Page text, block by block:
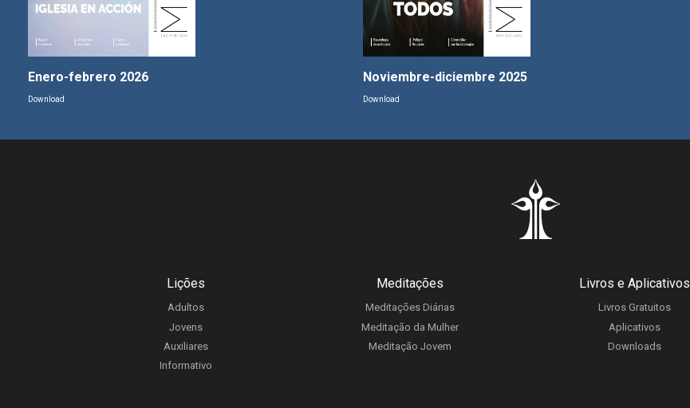
Enero-febrero 2026
Download
Noviembre-diciembre 2025
Download
Lições
Adultos
Jovens
Auxiliares
Informativo
Meditações
Meditações Diárias
Meditação da Mulher
Meditação Jovem
Livros e Aplicativos
Livros Gratuitos
Aplicativos
Downloads